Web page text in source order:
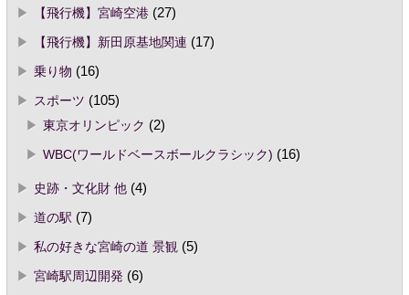
【飛行機】宮崎空港(27)
【飛行機】新田原基地関連 (17)
乗り物 (16)
スポーツ (105)
東京オリンピック (2)
WBC(ワールドベースボールクラシック) (16)
史跡・文化財 他(4)
道の駅 (7)
私の好きな宮崎の道 景観 (5)
宮崎駅周辺開発(6)